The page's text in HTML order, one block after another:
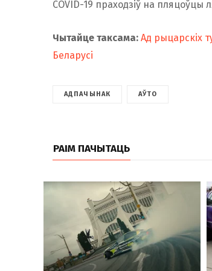
COVID-19 праходзіў на пляцоўцы
Чытайце таксама: Ад рыцарскіх
Беларусі
АДПАЧЫНАК АЎТО
РАІМ ПАЧЫТАЦЬ